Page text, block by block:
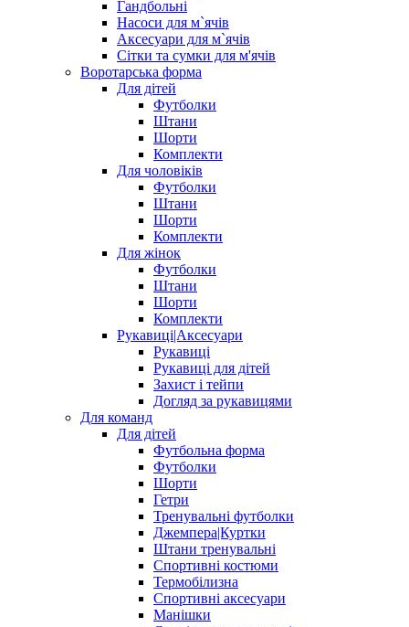
Гандбольні
Насоси для м`ячів
Аксесуари для м`ячів
Сітки та сумки для м'ячів
Воротарська форма
Для дітей
Футболки
Штани
Шорти
Комплекти
Для чоловіків
Футболки
Штани
Шорти
Комплекти
Для жінок
Футболки
Штани
Шорти
Комплекти
Рукавиці|Аксесуари
Рукавиці
Рукавиці для дітей
Захист і тейпи
Догляд за рукавицями
Для команд
Для дітей
Футбольна форма
Футболки
Шорти
Гетри
Тренувальні футболки
Джемпера|Куртки
Штани тренувальні
Спортивні костюми
Термобілизна
Спортивні аксесуари
Манішки